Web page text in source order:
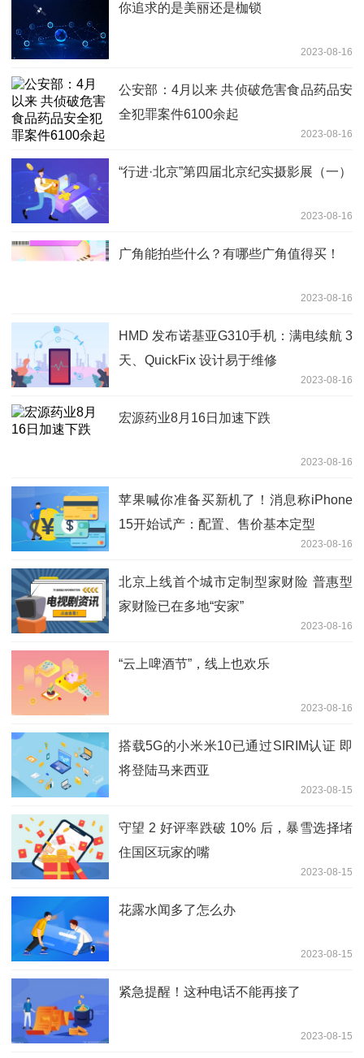
你追求的是美丽还是枷锁
2023-08-16
公安部：4月以来 共侦破危害食品药品安
全犯罪案件6100余起
2023-08-16
“行进·北京”第四届北京纪实摄影展（一）
2023-08-16
广角能拍些什么？有哪些广角值得买！
2023-08-16
HMD 发布诺基亚G310手机：满电续航 3
天、QuickFix 设计易于维修
2023-08-16
宏源药业8月16日加速下跌
2023-08-16
苹果喊你准备买新机了！消息称iPhone
15开始试产：配置、售价基本定型
2023-08-16
北京上线首个城市定制型家财险 普惠型
家财险已在多地“安家”
2023-08-16
“云上啤酒节”，线上也欢乐
2023-08-16
搭载5G的小米米10已通过SIRIM认证 即
将登陆马来西亚
2023-08-15
守望 2 好评率跌破 10% 后，暴雪选择堵
住国区玩家的嘴
2023-08-15
花露水闻多了怎么办
2023-08-15
紧急提醒！这种电话不能再接了
2023-08-15